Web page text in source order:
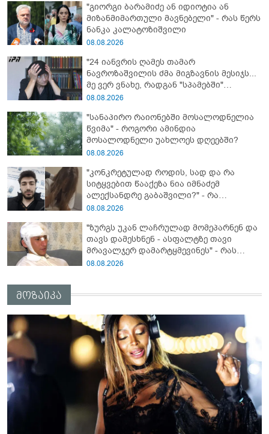
"გიორგი ბარამიძე ან იდიოტია ან
მიზანმიმართული მავნებელი" - რას წერს
ნანკა კალატოზიშვილი
08.08.2026
"24 იანვრის ღამეს თამარ
ნავროზაშვილის ძმა მიგზავნის მესიჯს...
მე ვერ ვნახე, რადგან "სპამებში"
ჩავარდა": რა მისწერა ნია იმნაძის ბიძამ
"სქრინს" აქვეყნებს
08.08.2026
"სანაპირო რაიონებში მოსალოდნელია
წვიმა" - როგორი ამინდია
მოსალოდნელი უახლოეს დღეებში?
08.08.2026
"კონკრეტულად როდის, სად და რა
სიტყვებით წააქეზა ნია იმნაძემ
ალექსანდრე გაბაშვილი?" - რა
მიმართვას ავრცელებს ნია იმნაძის
08.08.2026
"ზურგს უკან ლაჩრულად მომეპარნენ და
თავს დამესხნენ - ასფალტზე თავი
მრავალჯერ დამარტყმევინეს" - რას
ჰყვება კურიერი, რომელსაც
08.08.2026
მოზაიკა